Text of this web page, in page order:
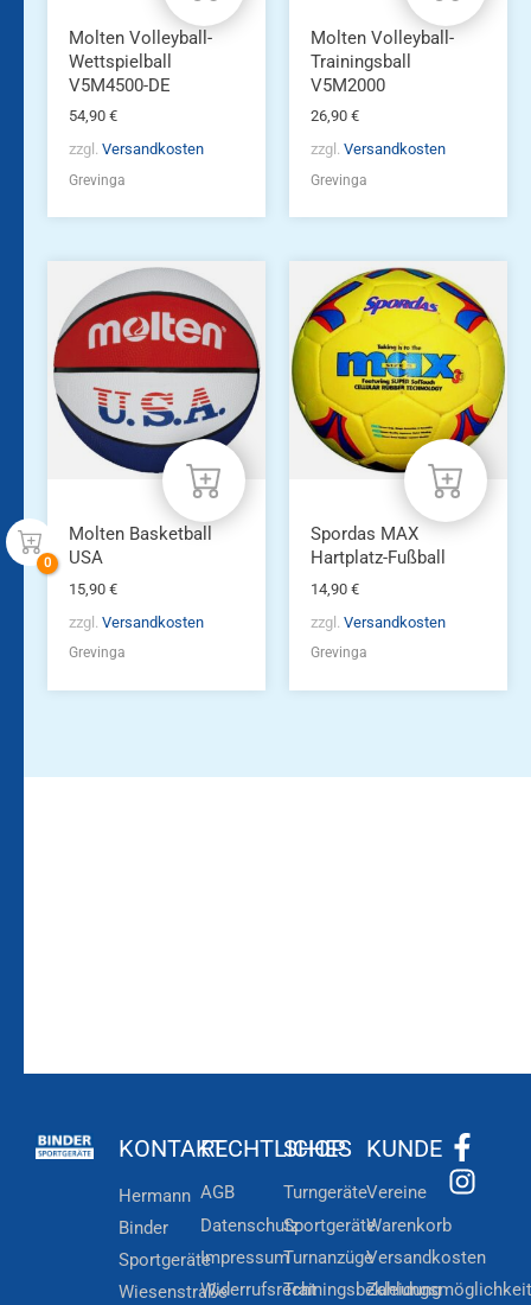
Molten Volleyball-
Wettspielball
V5M4500-DE
54,90 €
zzgl. Versandkosten
Grevinga
Molten Volleyball-
Trainingsball
V5M2000
26,90 €
zzgl. Versandkosten
Grevinga
Molten Basketball
USA
15,90 €
zzgl. Versandkosten
Grevinga
Spordas MAX
Hartplatz-Fußball
14,90 €
zzgl. Versandkosten
Grevinga
KONTAKT
Hermann
Binder
Sportgeräte
Wiesenstraße
RECHTLICHES
AGB
Datenschutz
Impressum
Widerrufsrecht
SHOP
Turngeräte
Sportgeräte
Turnanzüge
Trainingsbekleidung
KUNDE
Vereine
Warenkorb
Versandkosten